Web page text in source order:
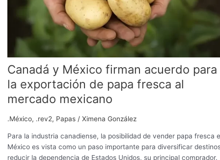
Canadá y México firman acuerdo para
la exportación de papa fresca al
mercado mexicano
.México, .rev2, Papas / Ximena González
Para la industria canadiense, la posibilidad de vender papa fresca
México es vista como un paso importante para diversificar
reducir la dependencia de Estados Unidos, su principal comprador.
papa
al
mercado
mexicano